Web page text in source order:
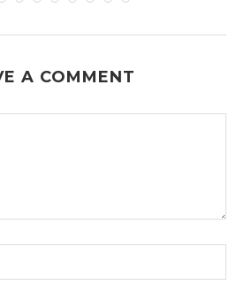
A COMMENT